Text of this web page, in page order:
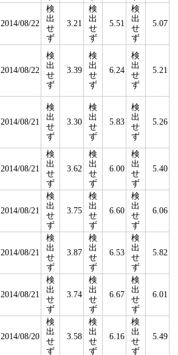
2014/08/22
検
出
せ
ず
3.21
検
出
せ
ず
5.51
検
出
せ
ず
5.07
2014/08/22
検
出
せ
ず
3.39
検
出
せ
ず
6.24
検
出
せ
ず
5.21
2014/08/21
検
出
せ
ず
3.30
検
出
せ
ず
5.83
検
出
せ
ず
5.26
2014/08/21
検
出
せ
ず
3.62
検
出
せ
ず
6.00
検
出
せ
ず
5.40
2014/08/21
検
出
せ
ず
3.75
検
出
せ
ず
6.60
検
出
せ
ず
6.06
2014/08/21
検
出
せ
ず
3.87
検
出
せ
ず
6.53
検
出
せ
ず
5.82
2014/08/21
検
出
せ
ず
3.74
検
出
せ
ず
6.67
検
出
せ
ず
6.01
2014/08/20
検
出
せ
ず
3.58
検
出
せ
ず
6.16
検
出
せ
ず
5.49